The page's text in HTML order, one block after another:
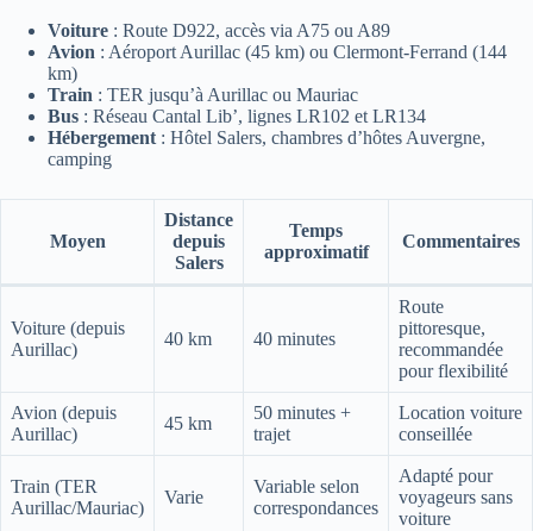
Voiture : Route D922, accès via A75 ou A89
Avion : Aéroport Aurillac (45 km) ou Clermont-Ferrand (144
km)
Train : TER jusqu’à Aurillac ou Mauriac
Bus : Réseau Cantal Lib’, lignes LR102 et LR134
Hébergement : Hôtel Salers, chambres d’hôtes Auvergne,
camping
Moyen
Distance
depuis
Salers
Temps
approximatif
Commentaires
Voiture (depuis
Aurillac)
40 km 40 minutes
Route
pittoresque,
recommandée
pour flexibilité
Avion (depuis
Aurillac)
45 km
50 minutes +
trajet
Location voiture
conseillée
Train (TER
Aurillac/Mauriac)
Varie
Variable selon
correspondances
Adapté pour
voyageurs sans
voiture